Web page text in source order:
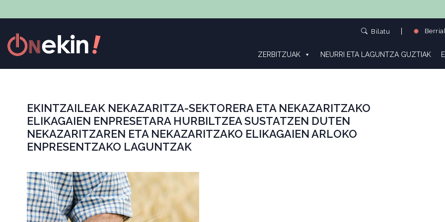
Bilatu
ZERBITZUAK NEURRI ETA LAGUNTZA GUZTIAK
EKINTZAILEAK NEKAZARITZA-SEKTORERA ETA NEKAZARITZAKO
ELIKAGAIEN ENPRESETARA HURBILTZEA SUSTATZEN DUTEN
NEKAZARITZAREN ETA NEKAZARITZAKO ELIKAGAIEN ARLOKO
ENPRESENTZAKO LAGUNTZAK